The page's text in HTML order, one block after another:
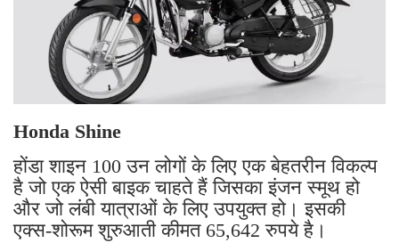
Honda Shine
होंडा शाइन 100 उन लोगों के लिए एक बेहतरीन विकल्प
है जो एक ऐसी बाइक चाहते हैं जिसका इंजन स्मूथ हो
और जो लंबी यात्राओं के लिए उपयुक्त हो। इसकी
एक्स-शोरूम शुरुआती कीमत 65,642 रुपये है।